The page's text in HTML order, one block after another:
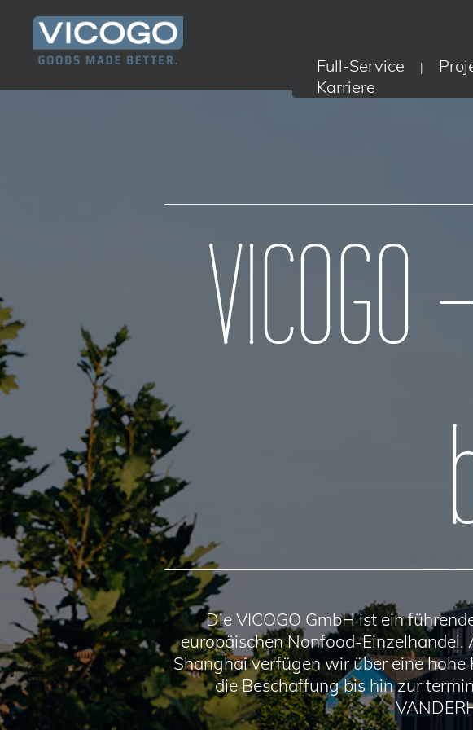
Full-Service |
Karriere
Die VICOGO GmbH ist ein
europäischen Nonfood-
Shanghai verfügen wir über eine
die Beschaffung bis hin zur